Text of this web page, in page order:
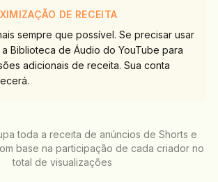
DE RECEITA
sempre que possível. Se precisar usar
Biblioteca de Áudio do YouTube para
adicionais de receita. Sua conta
toda a receita de anúncios de Shorts e
base na participação de cada criador no
total de visualizações